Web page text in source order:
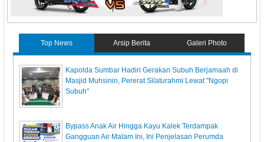
Top News Arsip Berita Galeri Photo
Kapolda Sumbar Hadiri Gerakan Subuh Berjamaah di
Masjid Muhsinin, Pererat Silaturahmi Lewat "Ngopi
Subuh"
Bypass Anak Air Hingga Kayu Kalek Terdampak
Gangguan Air Malam Ini, Ini Penjelasan Perumda